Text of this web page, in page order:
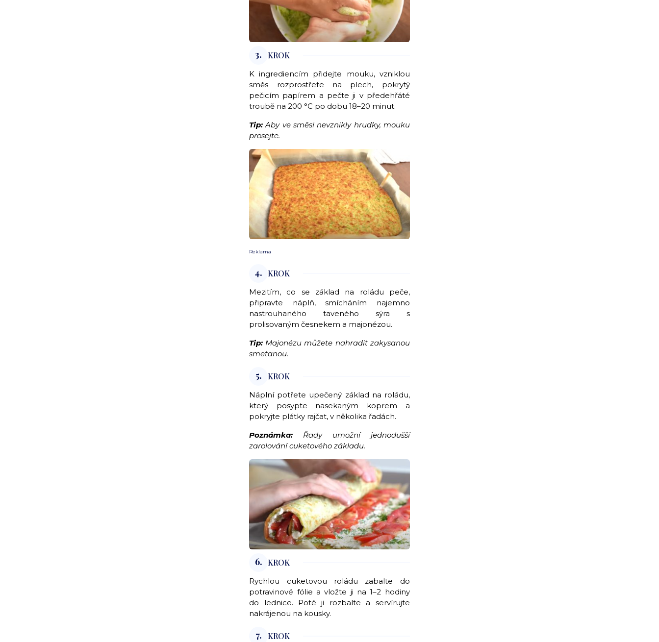
3. KROK
K ingrediencím přidejte mouku, vzniklou
směs rozprostřete na plech, pokrytý
pečicím papírem a pečte ji v předehřáté
troubě na 200 °C po dobu 18–20 minut.
Tip: Aby ve směsi nevznikly hrudky, mouku
prosejte.
Reklama
4. KROK
Mezitím, co se základ na roládu peče,
připravte náplň, smícháním najemno
nastrouhaného taveného sýra s
prolisovaným česnekem a majonézou.
Tip: Majonézu můžete nahradit zakysanou
smetanou.
5. KROK
Náplní potřete upečený základ na roládu,
který posypte nasekaným koprem a
pokryjte plátky rajčat, v několika řadách.
Poznámka: Řady umožní jednodušší
zarolování cuketového základu.
6. KROK
Rychlou cuketovou roládu zabalte do
potravinové fólie a vložte ji na 1–2 hodiny
do lednice. Poté ji rozbalte a servírujte
nakrájenou na kousky.
7. KROK